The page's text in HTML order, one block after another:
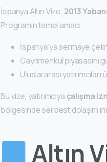
İspanya Altın Vize, 2013
Programın temel amacı:
İspanya’ya sermaye
Gayrimenkul piyasasını
Uluslararası
Bu vize, yatırımcıya çalışma
bölgesinde serbest dolaşım
Altın